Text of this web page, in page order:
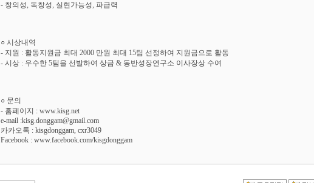
- 창의성, 독창성, 실현가능성, 파급력
○ 시상내역
- 지원 : 활동지원금 최대 2000 만원 최대 15팀 선정하여 지원금으로 활동
- 시상 : 우수한 5팀을 선발하여 상금 & 동반성장연구소 이사장상 수여
○ 문의
- 홈페이지 : www.kisg.net
e-mail :kisg.donggam@gmail.com
카카오톡 : kisgdonggam, cxr3049
Facebook : www.facebook.com/kisgdonggam